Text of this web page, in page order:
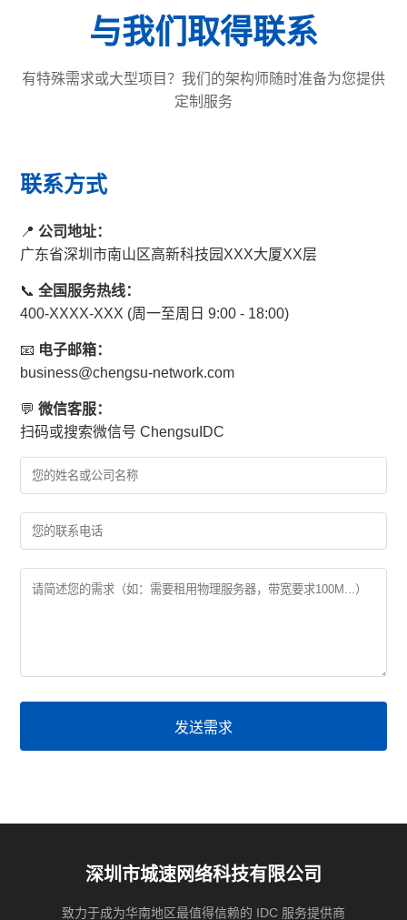
与我们取得联系
有特殊需求或大型项目？我们的架构师随时准备为您提供
定制服务
联系方式
📍 公司地址：
广东省深圳市南山区高新科技园XXX大厦XX层
📞全国服务热线：
400-XXXX-XXX (周一至周日 9:00 - 18:00)
📧 电子邮箱：
business@chengsu-network.com
💬微信客服：
扫码或搜索微信号 ChengsuIDC
发送需求
深圳市城速网络科技有限公司
致力于成为华南地区最值得信赖的 IDC 服务提供商